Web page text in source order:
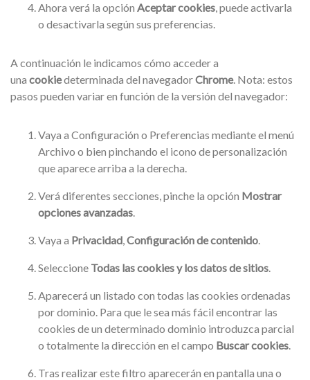
Ahora verá la opción Aceptar cookies, puede activarla
o desactivarla según sus preferencias.
A continuación le indicamos cómo acceder a
una cookiedeterminada del navegadorChrome. Nota: estos
pasos pueden variar en función de la versión del navegador:
Vaya a Configuración o Preferencias mediante el menú
Archivo o bien pinchando el icono de personalización
que aparece arriba a la derecha.
Verá diferentes secciones, pinche la opción Mostrar
opciones avanzadas.
Vaya a Privacidad,Configuración de contenido.
Seleccione Todas las cookies y los datos de sitios.
Aparecerá un listado con todas las cookies ordenadas
por dominio. Para que le sea más fácil encontrar las
cookies de un determinado dominio introduzca parcial
o totalmente la dirección en el campo Buscar cookies.
Tras realizar este filtro aparecerán en pantalla una o